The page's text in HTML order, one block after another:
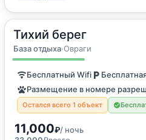
Тихий берег
База отдыха·Овраги
104м2·до 8 гостей
Дом для отпуска
Бесплатный Wifi
Размещение в номере
Остался всего 1 объект
11,000₽/ ночь